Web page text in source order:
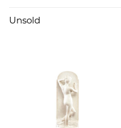
"Château de Tuiliers"
Unsold